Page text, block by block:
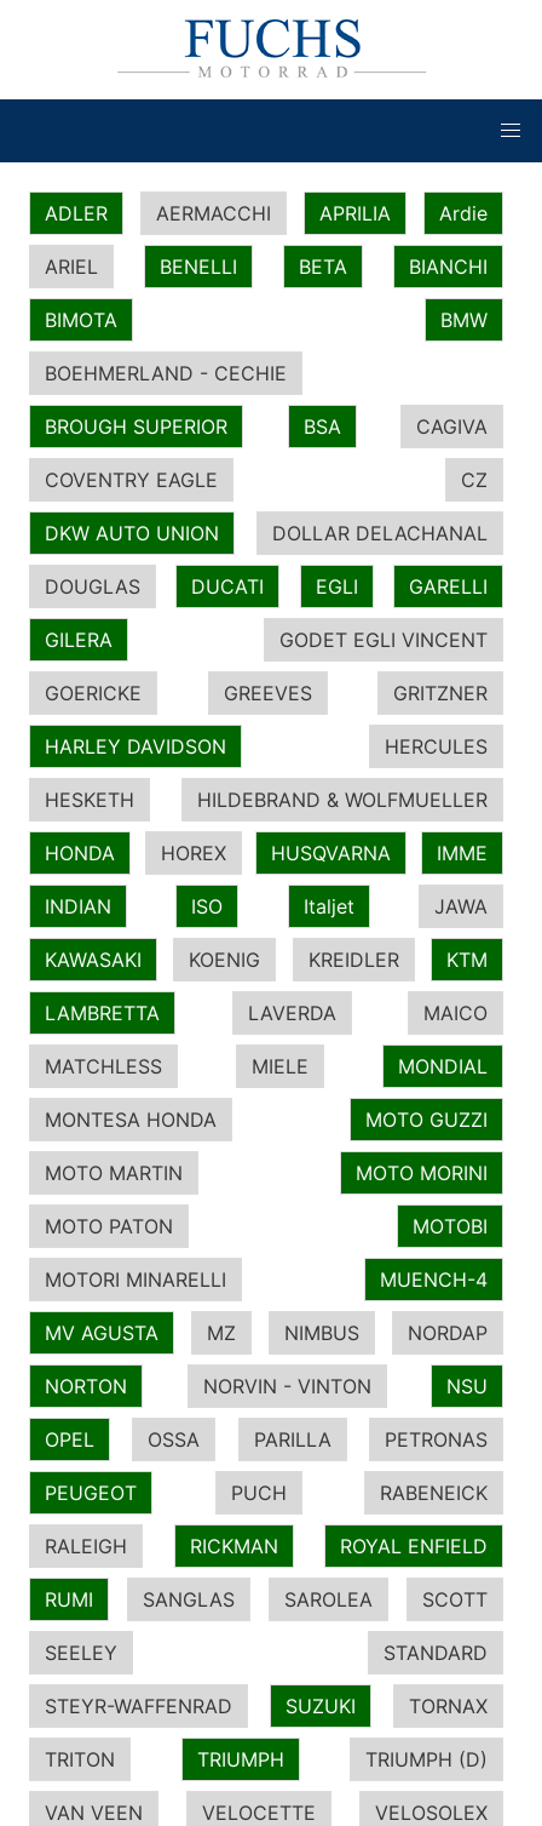
ADLER AERMACCHI APRILIA Ardie
ARIEL BENELLI BETA BIANCHI
BIMOTA BMW
BOEHMERLAND - CECHIE
BROUGH SUPERIOR BSA CAGIVA
COVENTRY EAGLE CZ
DKW AUTO UNION DOLLAR DELACHANAL
DOUGLAS DUCATI EGLI GARELLI
GILERA GODET EGLI VINCENT
GOERICKE GREEVES GRITZNER
HARLEY DAVIDSON HERCULES
HESKETH HILDEBRAND & WOLFMUELLER
HONDA HOREX HUSQVARNA IMME
INDIAN ISO Italjet JAWA
KAWASAKI KOENIG KREIDLER KTM
LAMBRETTA LAVERDA MAICO
MATCHLESS MIELE MONDIAL
MONTESA HONDA MOTO GUZZI
MOTO MARTIN MOTO MORINI
MOTO PATON MOTOBI
MOTORI MINARELLI MUENCH-4
MV AGUSTA MZ NIMBUS NORDAP
NORTON NORVIN - VINTON NSU
OPEL OSSA PARILLA PETRONAS
PEUGEOT PUCH RABENEICK
RALEIGH RICKMAN ROYAL ENFIELD
RUMI SANGLAS SAROLEA SCOTT
SEELEY STANDARD
STEYR-WAFFENRAD SUZUKI TORNAX
TRITON TRIUMPH TRIUMPH (D)
VAN VEEN VELOCETTE VELOSOLEX